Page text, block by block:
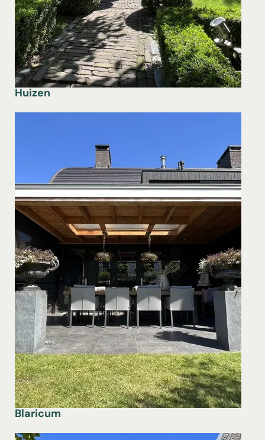
Huizen
Blaricum